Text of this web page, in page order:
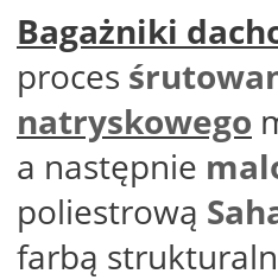
Bagażniki
proces
natryskowego
a następnie
poliestrową
farbą